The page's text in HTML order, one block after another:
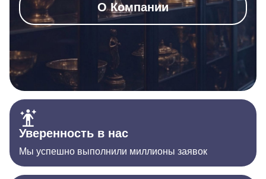
О Компании
Уверенность в нас
Мы успешно выполнили миллионы заявок